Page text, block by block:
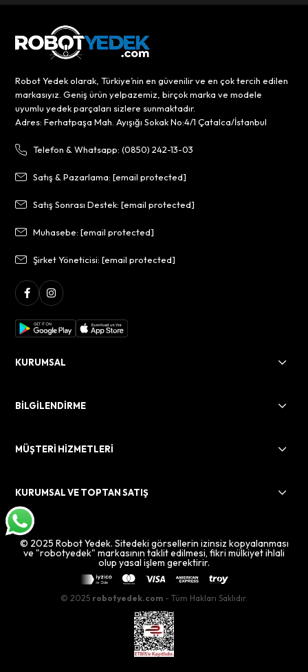
Robot Yedek olarak, Türkiye’nin en güvenilir ve en çok tercih edilen
markasıyız. Geniş ürün yelpazemiz, birçok marka ve modele
uyumlu yedek parçaları sizlere sunmaktadır.
Adres: Ferhatpaşa Mah. Ayışığı Sokak No:4/1 Çatalca/İstanbul
Telefon & Whatsapp: (0850) 242-13-03
Satış & Pazarlama:[email protected]
Satış Sonrası Destek:[email protected]
Muhasebe:[email protected]
Şirket Yöneticisi:[email protected]
KURUMSAL
BİLGİLENDİRME
MÜŞTERİ HİZMETLERİ
KURUMSAL VE TOPTAN SATIŞ
© 2025 Robot Yedek. Sitedeki görsellerin izinsiz kopyalanması
ve "robotyedek" markasının taklit edilmesi, fikri mülkiyet ihlali
olup yasal işlem gerektirir.
© 2025 robotyedek.com - Tüm Hakları Saklıdır.